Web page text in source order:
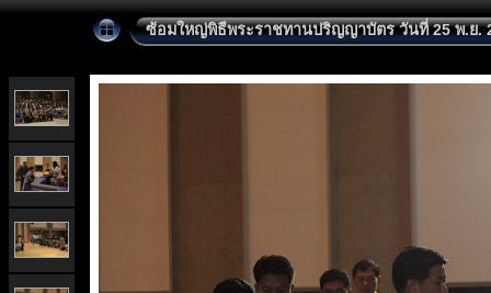
ซ้อมใหญ่พิธีพระราชทานปริญญาบัตร วันที่ 25 พ.ย.